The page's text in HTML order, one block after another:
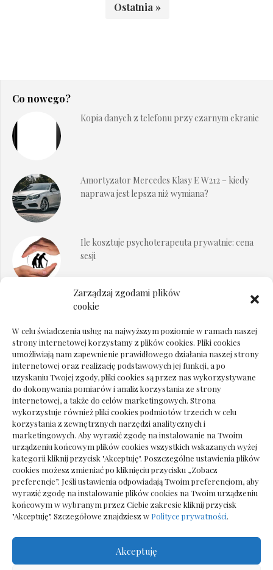
Zarządzaj zgodami plików
cookie
W celu świadczenia usług na najwyższym poziomie w ramach naszej
strony internetowej korzystamy z plików cookies. Pliki cookies
umożliwiają nam zapewnienie prawidłowego działania naszej strony
internetowej oraz realizację podstawowych jej funkcji, a po
uzyskaniu Twojej zgody, pliki cookies są przez nas wykorzystywane
do dokonywania pomiarów i analiz korzystania ze strony
internetowej, a także do celów marketingowych. Strona
wykorzystuje również pliki cookies podmiotów trzecich w celu
korzystania z zewnętrznych narzędzi analitycznych i
marketingowych. Aby wyrazić zgodę na instalowanie na Twoim
urządzeniu końcowym plików cookies wszystkich wskazanych wyżej
kategorii kliknij przycisk "Akceptuję". Poszczególne ustawienia plików
cookies możesz zmieniać po kliknięciu przycisku „Zobacz
preferencje”. Jeśli ustawienia odpowiadają Twoim preferencjom, aby
wyrazić zgodę na instalowanie plików cookies na Twoim urządzeniu
końcowym w wybranym przez Ciebie zakresie kliknij przycisk
"Akceptuję". Szczegółowe znajdziesz w Polityce prywatności.
Akceptuję
Ostatnia »
Co nowego?
Kopia danych z telefonu przy czarnym ekranie
Amortyzator Mercedes Klasy E W212 – kiedy
naprawa jest lepsza niż wymiana?
Ile kosztuje psychoterapeuta prywatnie: cena
sesji
Dokumenty do odbioru przy zmianie biura
Deska podłogowa do salonu: jak wybrać bez
pośpiechu